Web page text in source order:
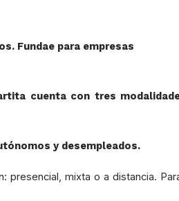
Fundae para empresas
cuenta con tres
y desempleados.
presencial, mixta o a distancia.